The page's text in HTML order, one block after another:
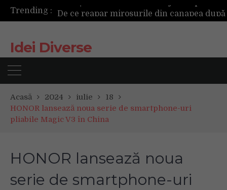
Trending :
Idei Diverse
Acasă 2024 iulie
18
HONOR lansează noua serie de smartphone-uri
pliabile Magic V3 în China
HONOR lansează noua
serie de smartphone-uri